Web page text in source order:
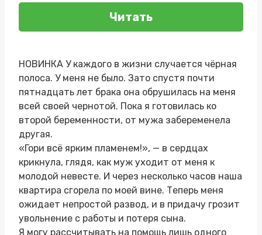
Читать
НОВИНКА У каждого в жизни случается чёрная
полоса. У меня не было. Зато спустя почти
пятнадцать лет брака она обрушилась на меня
всей своей чернотой. Пока я готовилась ко
второй беременности, от мужа забеременела
другая.
«Гори всё ярким пламенем!», — в сердцах
крикнула, глядя, как муж уходит от меня к
молодой невесте. И через несколько часов наша
квартира сгорела по моей вине. Теперь меня
ожидает непростой развод, и в придачу грозит
увольнение с работы и потеря сына.
Я могу рассчитывать на помощь лишь одного